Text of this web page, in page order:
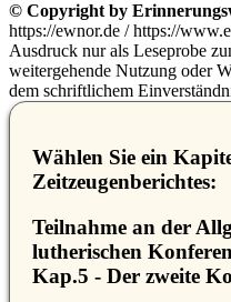
© Copyright by
https://ewnor.de / https://
Ausdruck nur als Leseprobe
weitergehende Nutzung oder
dem schriftlichem
Wählen Sie ein
Zeitzeugenberichtes:
Teilnahme an der
lutherischen
Kap.5 - Der zweite